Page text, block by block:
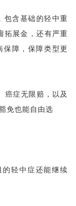
包含基础的轻中重
拓展金，还有严重
保障，保障类型更
癌症无限赔，以及
免也能自由选
轻中症还能继续